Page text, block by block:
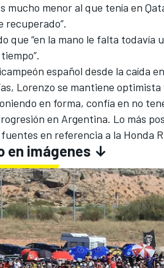
mucho menor al que tenía en
que “en la mano le falta todavía
español desde la caída
, Lorenzo se mantiene optimista
en forma, confía en no
en Argentina. Lo más
en referencia a la Honda
en imágenes ↓